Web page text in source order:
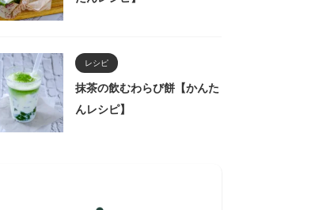
レシピ
抹茶の飲むわらび餅【かんた
んレシピ】